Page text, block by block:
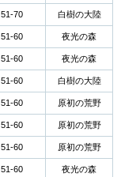
51-70 白樹の大陸
51-60 夜光の森
51-60 夜光の森
51-60 白樹の大陸
51-60 原初の荒野
51-60 原初の荒野
51-60 原初の荒野
51-60 夜光の森